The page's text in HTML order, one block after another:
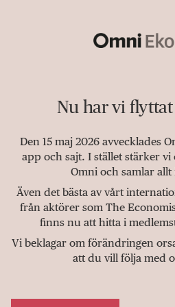
Nu har vi
Den 15 maj 2026 avvecklades
app och sajt. I stället stärker
Omni och samlar
Även det bästa av vårt
från aktörer som The
finns nu att hitta i
Vi beklagar om förändringen
att du vill följa med